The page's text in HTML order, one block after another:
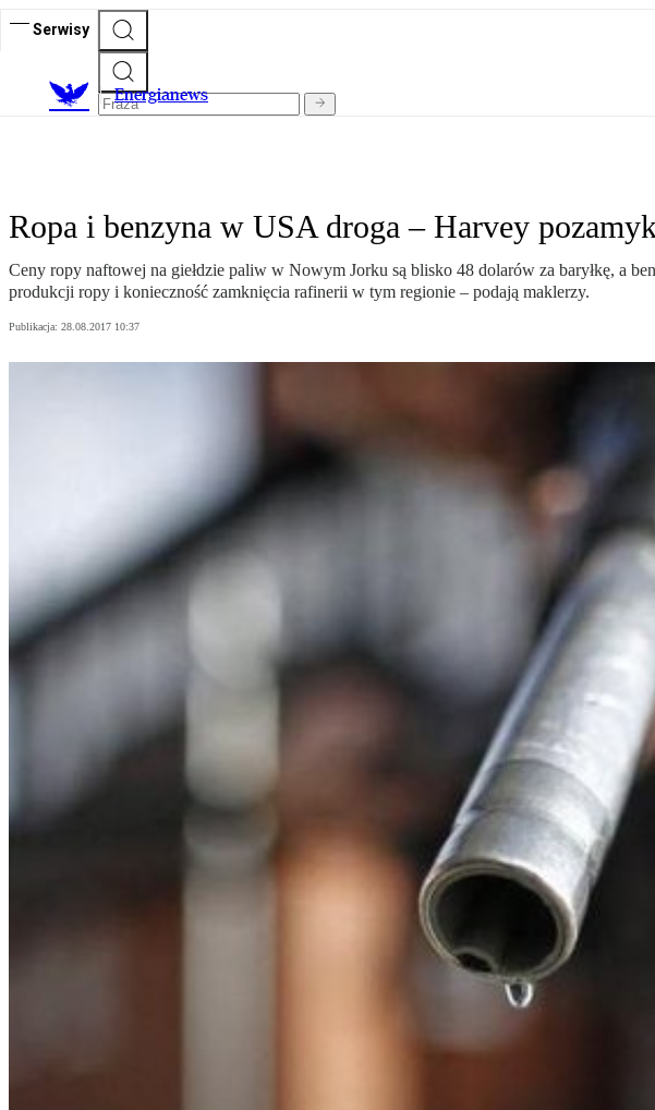
Serwisy
Energianews
Ropa i benzyna w USA droga – Harvey
Ceny ropy naftowej na giełdzie paliw w Nowym Jorku są blisko 48 dolarów za baryłkę, a
produkcji ropy i konieczność zamknięcia rafinerii w tym regionie – podają maklerzy.
Publikacja: 28.08.2017 10:37